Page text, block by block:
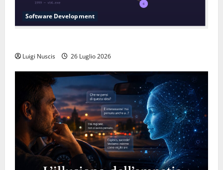
Software Development
Luigi Nuscis 26 Luglio 2026